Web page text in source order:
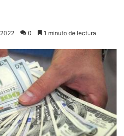
0 1 minuto de lectura